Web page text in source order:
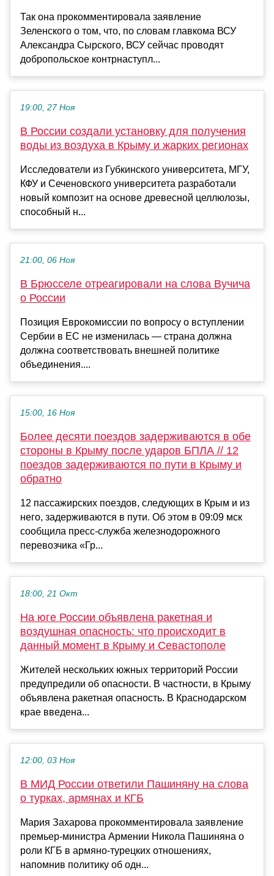
Так она прокомментировала заявление
Зеленского о том, что, по словам главкома ВСУ
Александра Сырского, ВСУ сейчас проводят
добропольское контрнаступл...
19:00, 27 Ноя
В России создали установку для получения
воды из воздуха в Крыму и жарких регионах
Исследователи из Губкинского университета, МГУ,
КФУ и Сеченовского университета разработали
новый композит на основе древесной целлюлозы,
способный н...
21:00, 06 Ноя
В Брюсселе отреагировали на слова Вучича
о России
Позиция Еврокомиссии по вопросу о вступлении
Сербии в ЕС не изменилась — страна должна
должна соответствовать внешней политике
объединения....
15:00, 16 Ноя
Более десяти поездов задерживаются в обе
стороны в Крыму после ударов БПЛА // 12
поездов задерживаются по пути в Крыму и
обратно
12 пассажирских поездов, следующих в Крым и из
него, задерживаются в пути. Об этом в 09:09 мск
сообщила пресс-служба железнодорожного
перевозчика «Гр...
18:00, 21 Окт
На юге России объявлена ракетная и
воздушная опасность: что происходит в
данный момент в Крыму и Севастополе
Жителей нескольких южных территорий России
предупредили об опасности. В частности, в Крыму
объявлена ракетная опасность. В Краснодарском
крае введена...
12:00, 03 Ноя
В МИД России ответили Пашиняну на слова
о турках, армянах и КГБ
Мария Захарова прокомментировала заявление
премьер-министра Армении Никола Пашиняна о
роли КГБ в армяно-турецких отношениях,
напомнив политику об одн...